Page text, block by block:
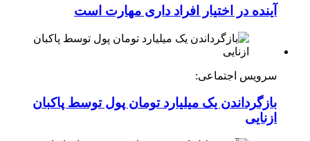
آینده در اختیار افراد داری مهارت است
سرویس اجتماعی:
بازگرداندن یک میلیارد تومان پول توسط پاکبان
ازنایی